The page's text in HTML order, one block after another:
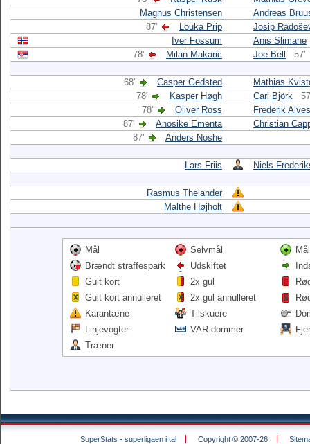
Magnus Christensen
Andreas
87'
Louka Prip
Josip
Iver Fossum
Anis Slimane
78'
Milan Makaric Joe Bell 57'
68' Casper Gedsted
Mathias
78'
Kasper Høgh Carl Björk
78'
Oliver Ross
Frederik Alves
87'
Anosike Ementa
Christian
87'
Anders Noshe
Lars Friis Niels
Rasmus Thelander
Malthe Højholt
Mål Selvmål
Brændt straffespark
Udskiftet
Gult kort
2x gul
Gult kort annulleret
2x gul annulleret
Karantæne
Tilskuere
Linjevogter
VAR dommer
Træner
SuperStats - superligaen i tal Copyright © 2007-26